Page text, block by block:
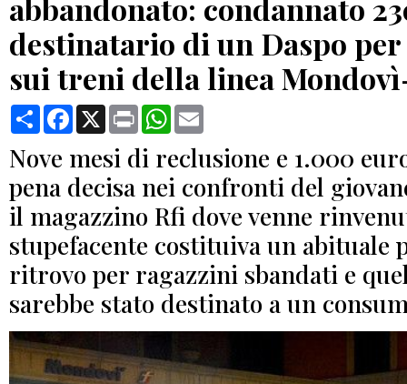
abbandonato: condannato
destinatario di un Daspo
sui treni della linea
CondividiFacebook
X Print WhatsApp
Nove mesi di reclusione e 1.000
pena decisa nei confronti del
il magazzino Rfi dove venne
stupefacente costituiva un abituale
ritrovo per ragazzini sbandati e
sarebbe stato destinato a un